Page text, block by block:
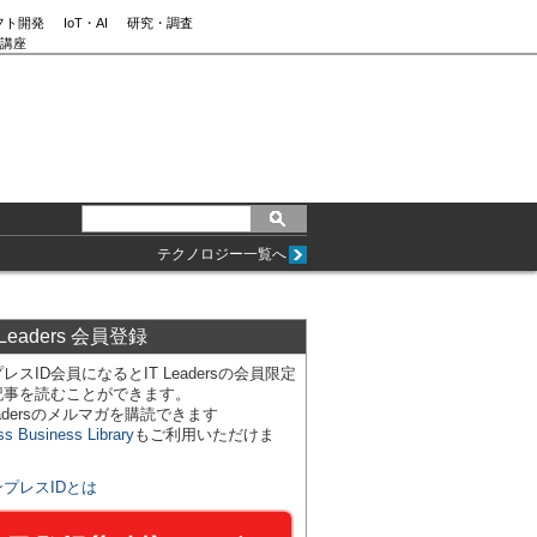
ト開発 IoT・AI
研究・調査
座
テクノロジー一覧へ
会員登録
スID会員になるとIT Leadersの会員限定
を読むことができます。
のメルマガを購読できます
Business Libraryもご利用いただけま
プレスIDとは